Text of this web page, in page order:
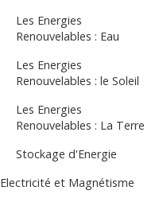
Les Energies
Renouvelables : Eau
Les Energies
Renouvelables : le Soleil
Les Energies
Renouvelables : La Terre
Stockage d'Energie
Electricité et Magnétisme